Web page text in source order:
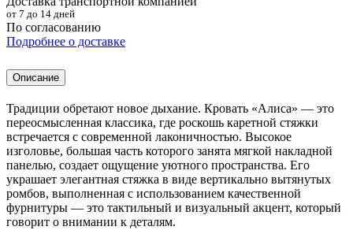
от 7 до 14 дней
По согласованию
Подробнее о доставке
Описание
Традиции обретают новое дыхание. Кровать «Алиса» — это
переосмысленная классика, где роскошь каретной стяжки
встречается с современной лаконичностью. Высокое
изголовье, большая часть которого занята мягкой накладной
панелью, создает ощущение уютного пространства. Его
украшает элегантная стяжка в виде вертикально вытянутых
ромбов, выполненная с использованием качественной
фурнитуры — это тактильный и визуальный акцент, который
говорит о внимании к деталям.